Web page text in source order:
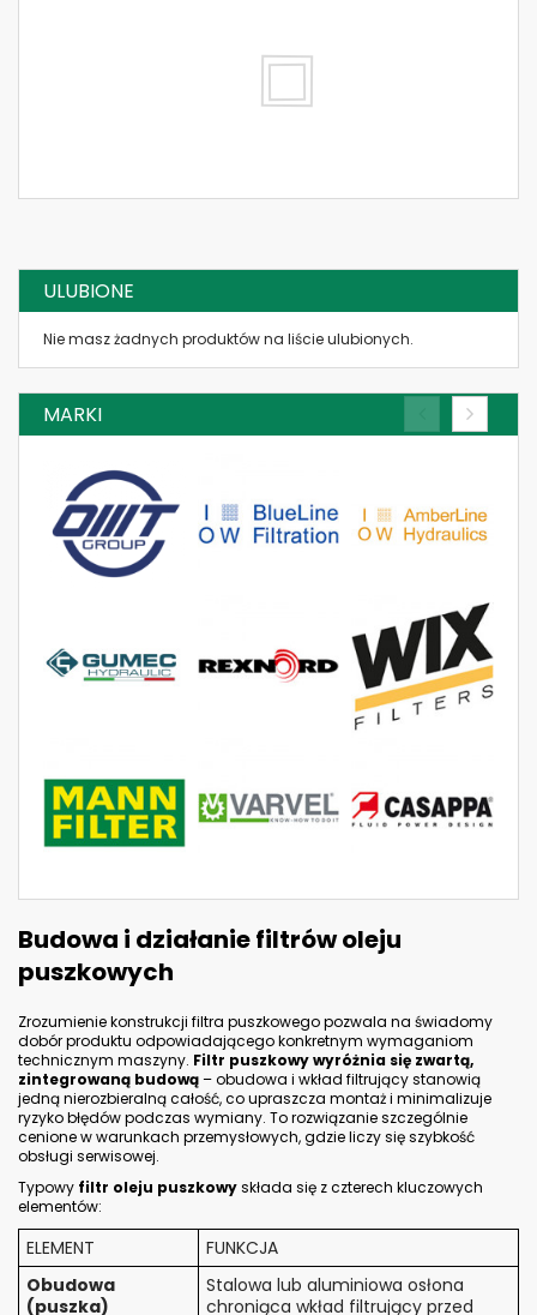
B - Średnica wewnętrzna uszczelki = 100
C - Średnica zewnętrzna uszczelki = 109
J - Ciśnienie otwarcia zaworu
B - Średnica wewnętrzna uszczelki = 100
C - Średnica zewnętrzna uszczelki = 111
G - Rozmiar gwintu = 1 1/2-16 UN
Dowiedz się więcej
W 610/7 FILTR OLEJU MANN FILTER
I - Zawór przeciwzwrotny = 1
B - Średnica wewnętrzna uszczelki = 55
obejściowego = 1,0 BAR
G - Rozmiar gwintu = M20x1.5
J - Ciśnienie otwarcia zaworu
obejściowego = 1,3 BAR
H - Wysokość = 60 mm
C - Średnica zewnętrzna uszczelki = 62
mm
G - Rozmiar gwintu = M20x1.5
A - Średnica zewnętrzna = 66 mm
B - Średnica wewnętrzna uszczelki = 54
W 7023 FILTR OLEJU MANN FILTER